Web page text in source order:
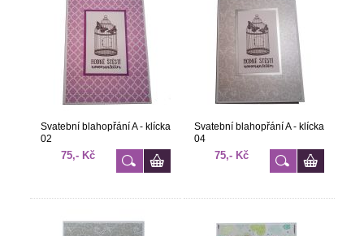
Svatební blahopřání A - klícka
02
75,- Kč
Svatební blahopřání A - klícka
04
75,- Kč